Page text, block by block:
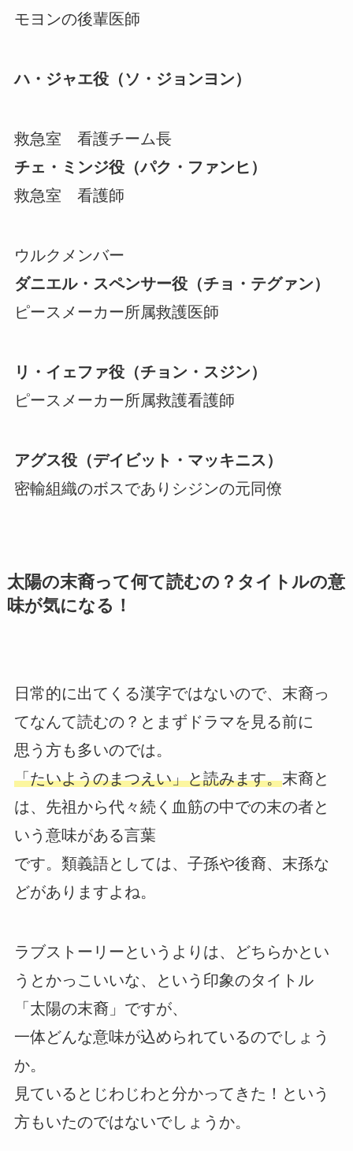
モヨンの後輩医師
ハ・ジャエ役（ソ・ジョンヨン）
救急室 看護チーム長
チェ・ミンジ役（パク・ファンヒ）
救急室 看護師
ウルクメンバー
ダニエル・スペンサー役（チョ・テグァン）
ピースメーカー所属救護医師
リ・イェファ役（チョン・スジン）
ピースメーカー所属救護看護師
アグス役（デイビット・マッキニス）
密輸組織のボスでありシジンの元同僚
太陽の末裔って何て読むの？タイトルの意
味が気になる！
日常的に出てくる漢字ではないので、末裔っ
てなんて読むの？とまずドラマを見る前に
思う方も多いのでは。
「たいようのまつえい」と読みます。末裔と
は、先祖から代々続く血筋の中での末の者と
いう意味がある言葉
です。類義語としては、子孫や後裔、末孫な
どがありますよね。
ラブストーリーというよりは、どちらかとい
うとかっこいいな、という印象のタイトル
「太陽の末裔」ですが、
一体どんな意味が込められているのでしょう
か。
見ているとじわじわと分かってきた！という
方もいたのではないでしょうか。